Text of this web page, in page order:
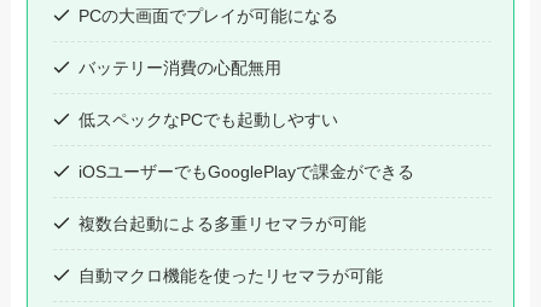
PCの大画面でプレイが可能になる
バッテリー消費の心配無用
低スペックなPCでも起動しやすい
iOSユーザーでもGooglePlayで課金ができる
複数台起動による多重リセマラが可能
自動マクロ機能を使ったリセマラが可能